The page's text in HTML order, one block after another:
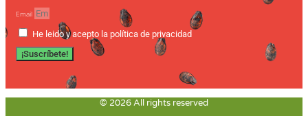
Email
He leido y acepto la política de privacidad
¡Suscríbete!
© 2026 All rights reserved